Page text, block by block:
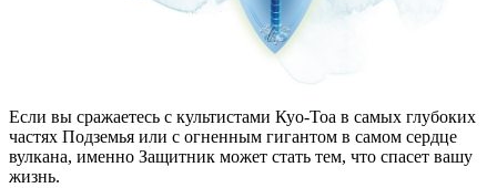
Если вы сражаетесь с культистами Куо-Тоа в самых глубоких
частях Подземья или с огненным гигантом в самом сердце
вулкана, именно Защитник может стать тем, что спасет вашу
жизнь.